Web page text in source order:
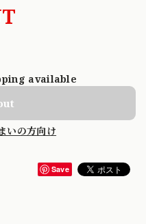
available
いの方向け
Save